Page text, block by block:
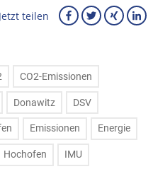
Jetzt teilen
CO2-Emissionen
Donawitz DSV
Emissionen Energie
Hochofen IMU